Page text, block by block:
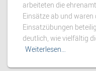
arbeiteten die
Einsätze ab und
Einsatzübungen
deutlich, wie vielfältig
Weiterlesen…